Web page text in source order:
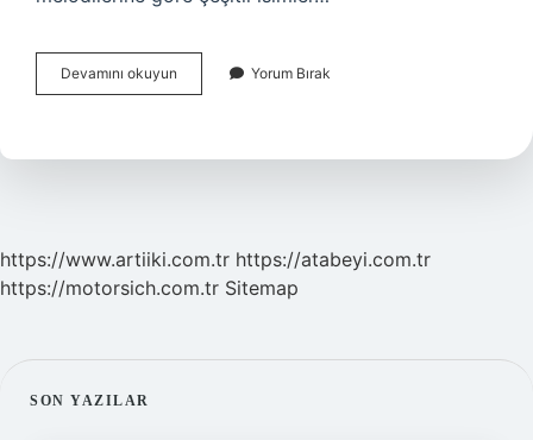
Devamını okuyun
Aruzla
Yorum Bırak
https://www.artiiki.com.tr https://atabeyi.com.tr
https://motorsich.com.tr Sitemap
SIDEBAR
SON YAZILAR